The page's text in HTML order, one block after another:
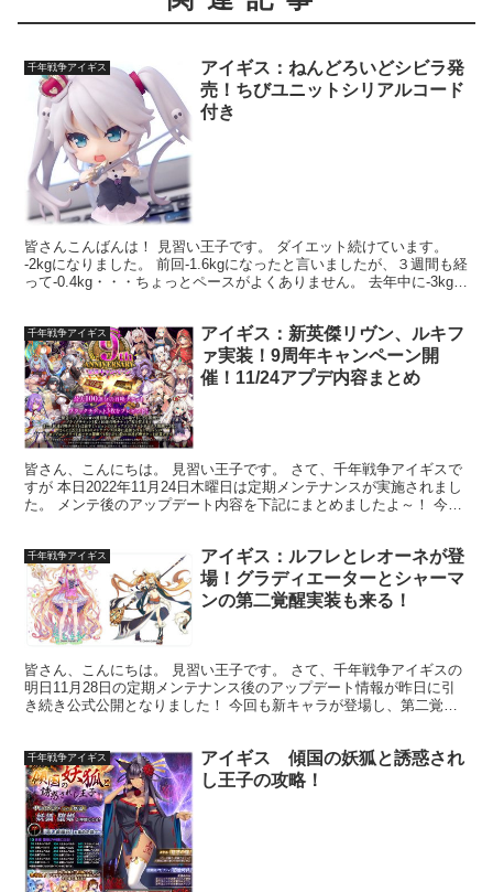
千年戦争アイギス
アイギス：ねんどろいどシビラ発
売！ちびユニットシリアルコード
付き
皆さんこんばんは！ 見習い王子です。 ダイエット続けています。
-2kgになりました。 前回-1.6kgになったと言いましたが、３週間も経
って-0.4kg・・・ちょっとペースがよくありません。 去年中に-3kgに
千年戦争アイギス
アイギス：新英傑リヴン、ルキフ
ァ実装！9周年キャンペーン開
催！11/24アプデ内容まとめ
皆さん、こんにちは。 見習い王子です。 さて、千年戦争アイギスで
すが 本日2022年11月24日木曜日は定期メンテナンスが実施されまし
た。 メンテ後のアップデート内容を下記にまとめましたよ～！ 今回
千年戦争アイギス
アイギス：ルフレとレオーネが登
場！グラディエーターとシャーマ
ンの第二覚醒実装も来る！
皆さん、こんにちは。 見習い王子です。 さて、千年戦争アイギスの
明日11月28日の定期メンテナンス後のアップデート情報が昨日に引
き続き公式公開となりました！ 今回も新キャラが登場し、第二覚醒
千年戦争アイギス
アイギス 傾国の妖狐と誘惑され
し王子の攻略！